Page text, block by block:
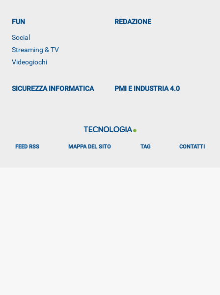
FUN
Social
Streaming & TV
Videogiochi
REDAZIONE
SICUREZZA INFORMATICA PMI E INDUSTRIA 4.0
FEED RSS MAPPA DEL SITO TAG CONTATTI